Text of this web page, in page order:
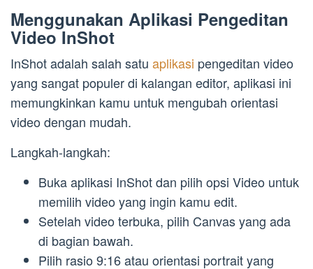
Menggunakan Aplikasi Pengeditan
Video InShot
InShot adalah salah satu aplikasi pengeditan video
yang sangat populer di kalangan editor, aplikasi ini
memungkinkan kamu untuk mengubah orientasi
video dengan mudah.
Langkah-langkah:
Buka aplikasi InShot dan pilih opsi Video untuk
memilih video yang ingin kamu edit.
Setelah video terbuka, pilih Canvas yang ada
di bagian bawah.
Pilih rasio 9:16 atau orientasi portrait yang